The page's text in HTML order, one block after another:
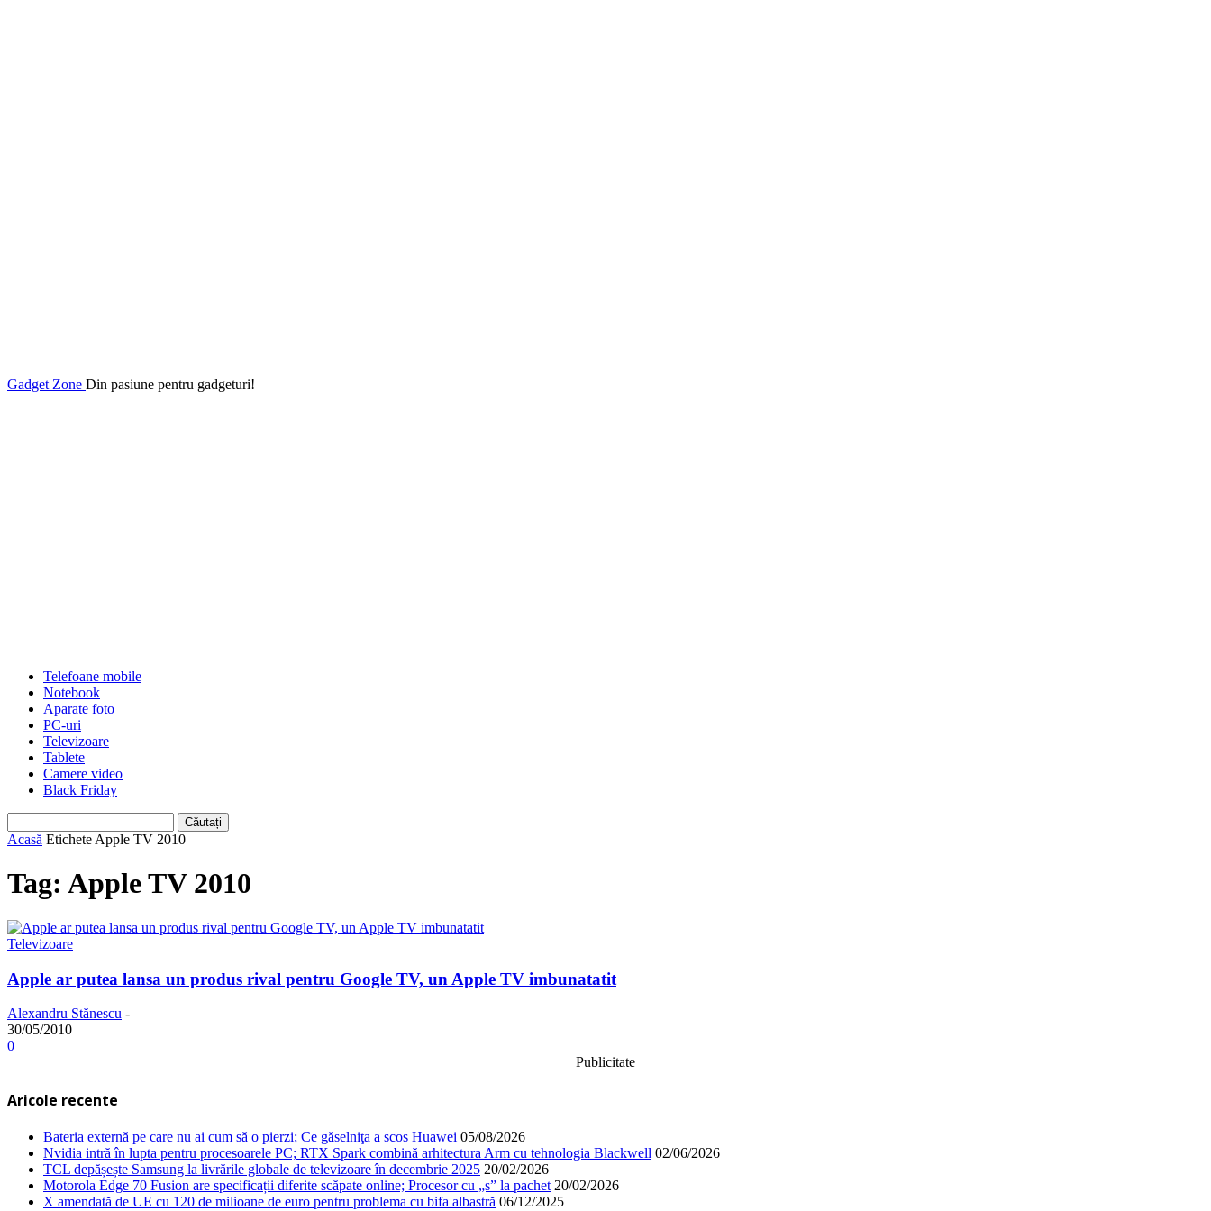
Gadget Zone Din pasiune pentru gadgeturi!
Telefoane mobile
Notebook
Aparate foto
PC-uri
Televizoare
Tablete
Camere video
Black Friday
Acasă Etichete Apple TV 2010
Tag: Apple TV 2010
Televizoare
Apple ar putea lansa un produs rival pentru Google TV, un Apple TV imbunatatit
Alexandru Stănescu -
30/05/2010
0
Publicitate
Aricole recente
Bateria externă pe care nu ai cum să o pierzi; Ce găselniţa a scos Huawei 05/08/2026
Nvidia intră în lupta pentru procesoarele PC; RTX Spark combină arhitectura Arm cu tehnologia Blackwell 02/06/2026
TCL depășește Samsung la livrările globale de televizoare în decembrie 2025 20/02/2026
Motorola Edge 70 Fusion are specificații diferite scăpate online; Procesor cu „s” la pachet 20/02/2026
X amendată de UE cu 120 de milioane de euro pentru problema cu bifa albastră 06/12/2025